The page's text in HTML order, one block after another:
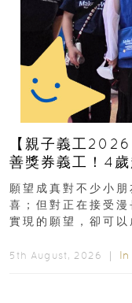
【親子義工
善獎券義工！4
新界
願望成真對不少小
喜；但對正在接受
實現的願望，卻可
5th August, 2026 ｜ In